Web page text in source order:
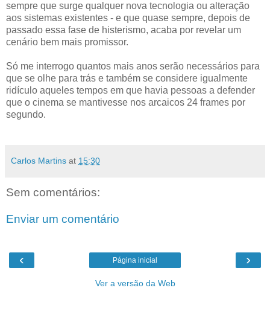
sempre que surge qualquer nova tecnologia ou alteração
aos sistemas existentes - e que quase sempre, depois de
passado essa fase de histerismo, acaba por revelar um
cenário bem mais promissor.
Só me interrogo quantos mais anos serão necessários para
que se olhe para trás e também se considere igualmente
ridículo aqueles tempos em que havia pessoas a defender
que o cinema se mantivesse nos arcaicos 24 frames por
segundo.
Carlos Martins at 15:30
Sem comentários:
Enviar um comentário
‹ ›
Página inicial
Ver a versão da Web